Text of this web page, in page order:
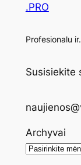
.PRO
Profesionalu
Susisiekite
Archyvai